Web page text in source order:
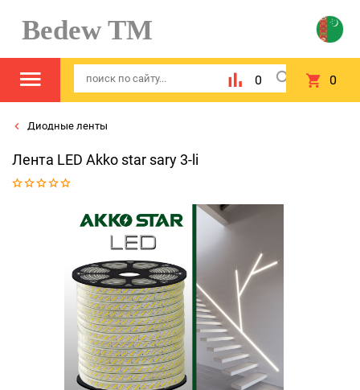
Bedew TM
0 0
Диодные ленты
Лента LED Akko star sary 3-li